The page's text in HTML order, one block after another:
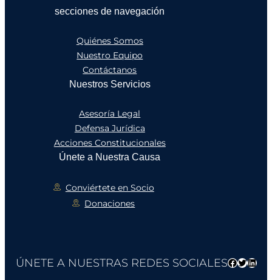
secciones de navegación
Quiénes Somos
Nuestro Equipo
Contáctanos
Nuestros Servicios
Asesoría Legal
Defensa Jurídica
Acciones Constitucionales
Únete a Nuestra Causa
Conviértete en Socio
Donaciones
ÚNETE A NUESTRAS REDES SOCIALES Twitter